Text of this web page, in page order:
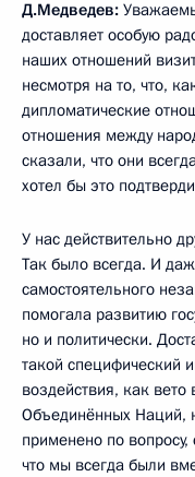
Д.Медведев:
доставляет особую
наших отношений
несмотря на то, что,
дипломатические
отношения между
сказали, что они
хотел бы это
У нас действительно
Так было всегда. И
самостоятельного
помогала развитию
но и политически.
такой специфический
воздействия, как
Объединённых Наций,
применено по
что мы всегда были